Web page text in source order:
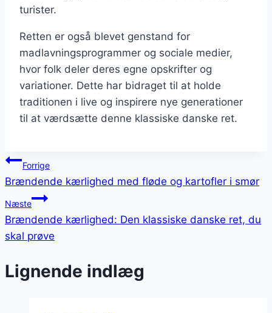
turister.
Retten er også blevet genstand for
madlavningsprogrammer og sociale medier,
hvor folk deler deres egne opskrifter og
variationer. Dette har bidraget til at holde
traditionen i live og inspirere nye generationer
til at værdsætte denne klassiske danske ret.
Indlægsnavigation
Forrige
Brændende kærlighed med fløde og kartofler i smør
Næste
Brændende kærlighed: Den klassiske danske ret, du
skal prøve
Lignende indlæg